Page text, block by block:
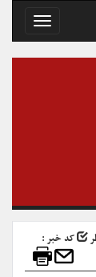
Toggle
کد خبر :